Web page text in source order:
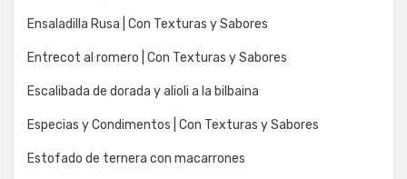
Ensaladilla Rusa | Con Texturas y Sabores
Entrecot al romero | Con Texturas y Sabores
Escalibada de dorada y alioli a la bilbaina
Especias y Condimentos | Con Texturas y Sabores
Estofado de ternera con macarrones